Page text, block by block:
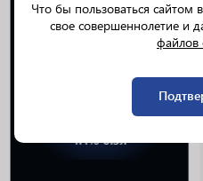
Что бы пользоваться
свое совершеннолетие и
файлов
4.4% 0.5л